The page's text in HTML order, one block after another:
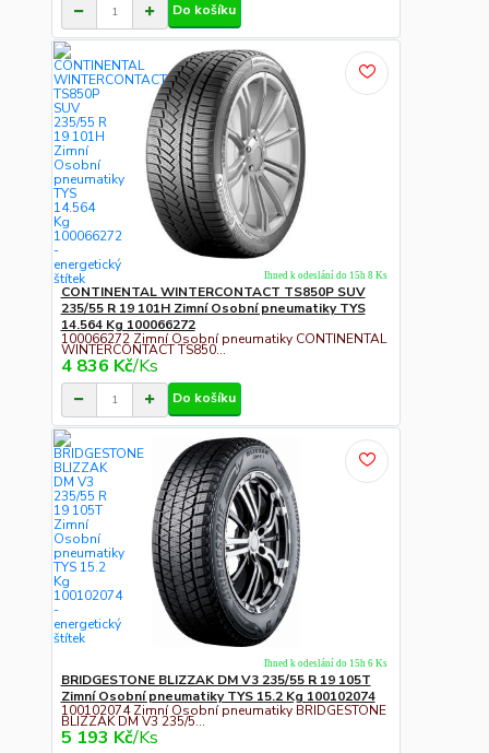
Do košíku
CONTINENTAL WINTERCONTACT TS850P SUV
235/55 R 19 101H Zimní Osobní pneumatiky TYS
14.564 Kg 100066272
100066272 Zimní Osobní pneumatiky CONTINENTAL
WINTERCONTACT TS850...
4 836 Kč/Ks
Ihned k odeslání do 15h 8 Ks
Do košíku
BRIDGESTONE BLIZZAK DM V3 235/55 R 19 105T
Zimní Osobní pneumatiky TYS 15.2 Kg 100102074
100102074 Zimní Osobní pneumatiky BRIDGESTONE
BLIZZAK DM V3 235/5...
5 193 Kč/Ks
Ihned k odeslání do 15h 6 Ks